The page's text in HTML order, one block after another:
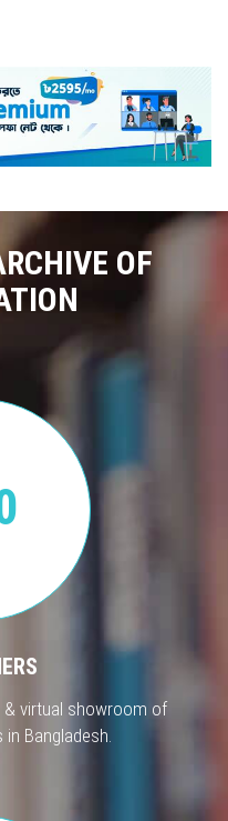
OF
virtual showroom of
Bangladesh.